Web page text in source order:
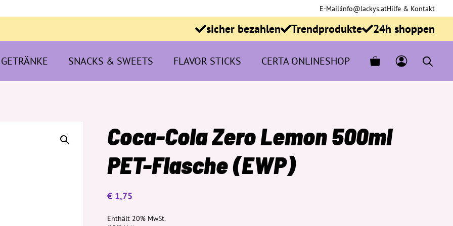
E-Mail:info@lackys.atHilfe & Kontakt
sicher bezahlen Trendprodukte 24h shoppen
GETRÄNKE SNACKS & SWEETS FLAVOR STICKS CERTA ONLINESHOP
Coca-Cola Zero Lemon 500ml
PET-Flasche (EWP)
€ 1,75
Enthält 20% MwSt.